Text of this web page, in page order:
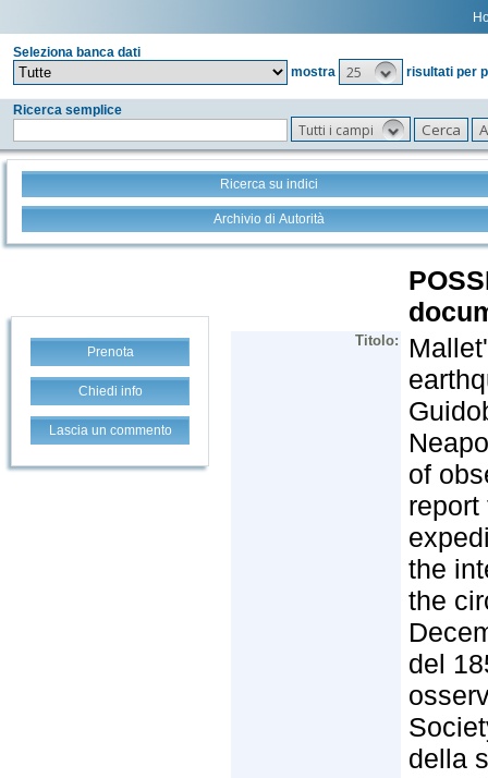
Seleziona banca dati
mostra
25 risultati per
Ricerca semplice
Tutti i campi
Ricerca su indici
Archivio di Autorità
Prenota
Chiedi info
Lascia un commento